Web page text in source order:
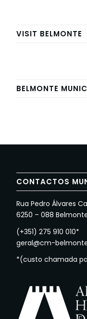
VISIT BELMONTE
BELMONTE
CONTACTOS
Rua Pedro Álvares
6250 – 088
(+351) 275 910 010*
geral@cm-
*(custo chamada